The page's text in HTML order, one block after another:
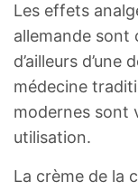
Les effets
allemande sont
d’ailleurs
médecine
modernes sont
utilisation.
La crème de la